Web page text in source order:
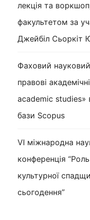
лекція та
факультетом за
Джейбіл Сьоркіт
Фаховий
правові
academic studies»
бази Scopus
VI міжнародна
конференція
культурної
сьогодення”